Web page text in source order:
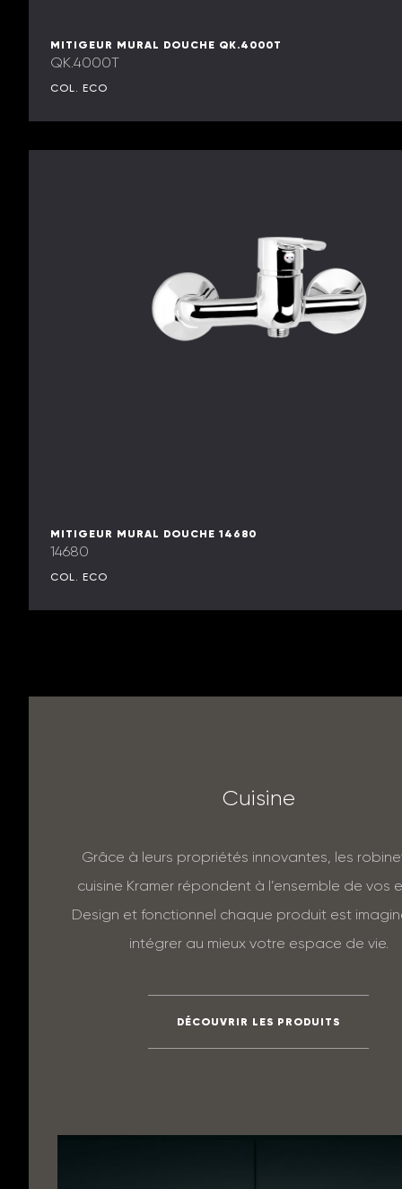
MITIGEUR MURAL DOUCHE QK.4000T
QK.4000T
COL. ECO
MITIGEUR MURAL DOUCHE 14680
14680
COL. ECO
Cuisine
Grâce à leurs propriétés innovantes, les
cuisine Kramer répondent à l’ensemble de vos
Design et fonctionnel chaque produit est
intégrer au mieux votre espace de vie.
DÉCOUVRIR LES PRODUITS